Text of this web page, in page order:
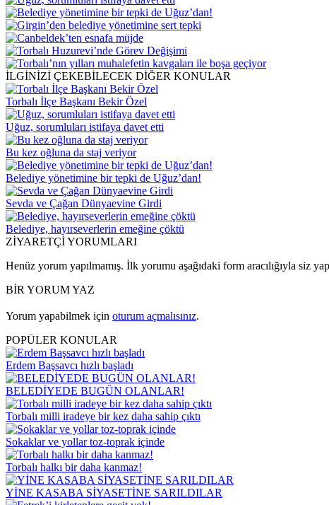
İLGİNİZİ ÇEKEBİLECEK DİĞER KONULAR
Torbalı İlçe Başkanı Bekir Özel
Uğuz, sorumluları istifaya davet etti
Bu kez oğluna da staj veriyor
Belediye yönetimine bir tepki de Uğuz’dan!
Sevda ve Çağan Dünyaevine Girdi
Belediye, hayırseverlerin emeğine çöktü
ZİYARETÇİ YORUMLARI
Henüz yorum yapılmamış. İlk yorumu aşağıdaki form aracılığıyla siz
BİR YORUM YAZ
Yorum yapabilmek için oturum açmalısınız.
POPÜLER KONULAR
Erdem Başsavcı hızlı başladı
BELEDİYEDE BUGÜN OLANLAR!
Torbalı milli iradeye bir kez daha sahip çıktı
Sokaklar ve yollar toz-toprak içinde
Torbalı halkı bir daha kanmaz!
YİNE KASABA SİYASETİNE SARILDILAR